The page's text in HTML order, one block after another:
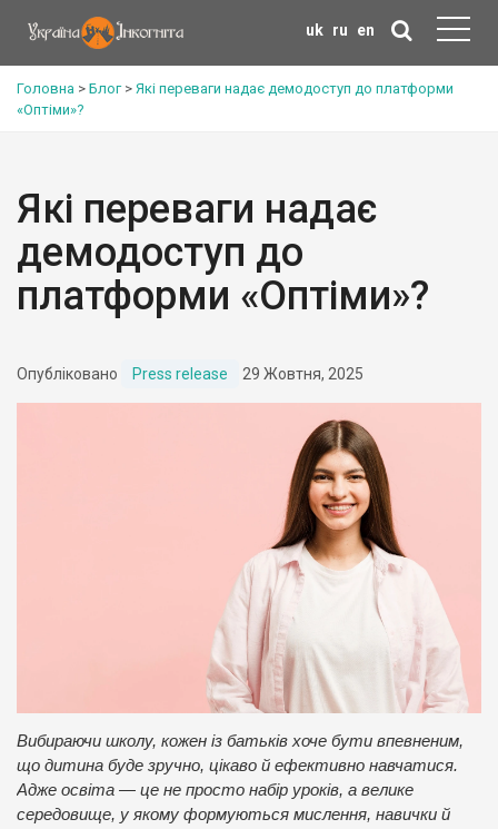
uk ru en
Головна > Блог> Які переваги надає демодоступ до платформи
«Оптіми»?
Які переваги надає
демодоступ до
платформи «Оптіми»?
Опубліковано Press release 29 Жовтня, 2025
Вибираючи школу, кожен із батьків хоче бути впевненим,
що дитина буде зручно, цікаво й ефективно навчатися.
Адже освіта — це не просто набір уроків, а велике
середовище, у якому формуються мислення, навички й